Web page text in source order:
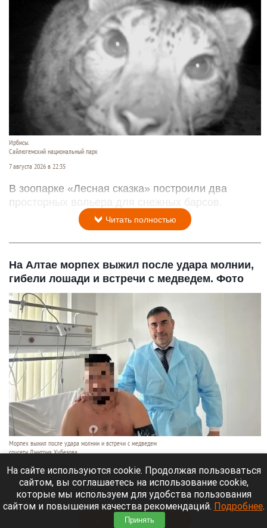
Ирбисы.
Сайлюгемский национальный парк
7 августа 2026 в 22:35
В зоопарке «Лесная сказка» построили два
просторных вольера для снежных барсов.
Читать полностью
На Алтае морпех выжил после удара молнии,
гибели лошади и встречи с медведем. Фото
Морпех выжил после удара молнии и встречи с медведем
соцсети Дмитрия Хубезова
7 августа 2026 в 22:15
Морской пехотинец, который приехал в отпуск на
Алтай, пережил чудовищную серию событий.
Читать полностью
На сайте используются cookie. Продолжая пользоваться
сайтом, вы соглашаетесь на использование cookie,
которые мы используем для удобства пользования
сайтом и повышения качества рекомендаций. Подробнее.
Принять